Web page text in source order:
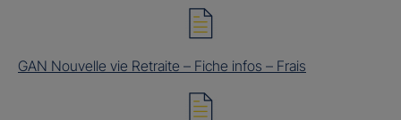
GAN Nouvelle vie Retraite – Fiche infos – Frais